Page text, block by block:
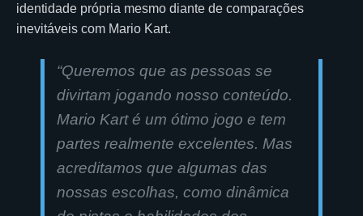
identidade própria mesmo diante de comparações
inevitáveis com Mario Kart.
“Queremos que as pessoas se
divirtam jogando nosso conteúdo.
Mario Kart é um ótimo jogo e tem
partes realmente excelentes. Mas
acreditamos que algumas das
nossas escolhas, como dinâmica